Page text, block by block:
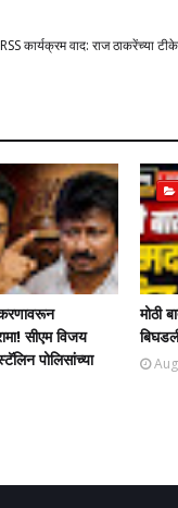
RSS कार्यक्रम वाद: राज ठाकरेंच्या
सीएम विजय
पोलिसांच्या
मोठी